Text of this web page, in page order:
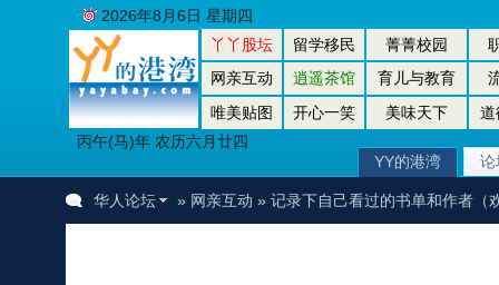
丫丫股坛 留学移民 菁菁校园
网亲互动
逍遥茶馆 育儿与教育
唯美贴图
开心一笑 美味天下
道
丙午(马)年 农历六月廿四
2026年8月6日 星期四
YY的港湾 论
华人论坛 » 网亲互动 » 记录下自己看过的书单和作者（